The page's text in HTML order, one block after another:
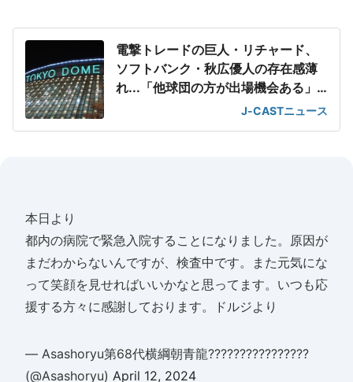
電撃トレードの巨人・リチャード、
ソフトバンク・秋広優人の存在感薄
れ...「他球団の方が出場機会ある」
J-CASTニュース
本日より
都内の病院で緊急入院することになりました。原因が
まだわからないんですが、検査中です。また元気にな
って笑顔を見せればいいかなと思ってます。いつも応
援する方々に感謝しております。ドルジより
— Asashoryu第68代横綱朝青龍????????????????
(@Asashoryu) April 12, 2024